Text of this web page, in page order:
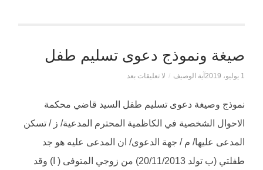
صيغة ونموذج دعوى تسليم طفل
1 يوليو، 2019 آية الوصيف / لا تعليقات بعد
نموذج وصيغة دعوى تسليم طفل السيد قاضي محكمة
الاحوال الشخصية في الكاظمية المحترم المدعية/ ز / تسكن
المدعى عليها/ م / جهة الدعوى/ ان المدعى عليه هو جد
طفلتي (ب تولد 20/11/2013) من زوجي المتوفى ( ا) وقد